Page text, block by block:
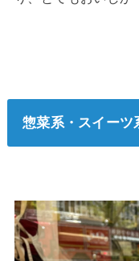
惣菜系・スイーツ